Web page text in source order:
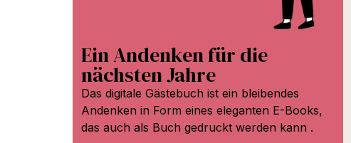
Ein Andenken für die
nächsten Jahre
Das digitale Gästebuch ist ein bleibendes
Andenken in Form eines eleganten E-Books,
das auch als Buch gedruckt werden kann .